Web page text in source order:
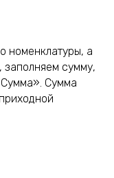
номенклатуры, а
заполняем сумму,
Сумма